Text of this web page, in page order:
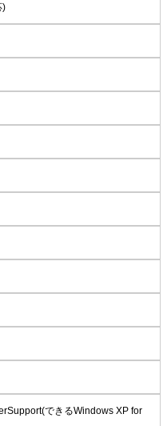
)
できるWindows XP for